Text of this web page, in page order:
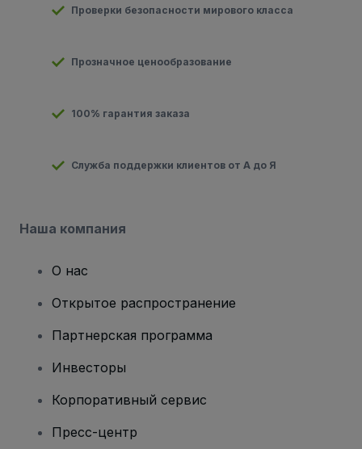
Проверки безопасности мирового класса
Прозначное ценообразование
100% гарантия заказа
Служба поддержки клиентов от А до Я
Наша компания
О нас
Открытое распространение
Партнерская программа
Инвесторы
Корпоративный сервис
Пресс-центр